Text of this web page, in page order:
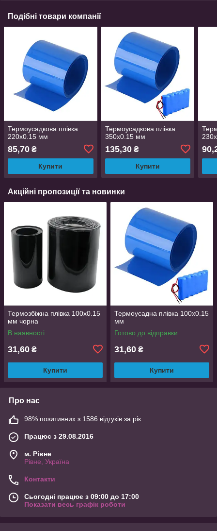
Подібні товари компанії
Термоусадкова плівка
220х0.15 мм
85,70 ₴
Купити
Термоусадкова плівка
350х0.15 мм
135,30₴
Купити
Акційні пропозиції та новинки
Термозбіжна плівка 100х0.15
мм чорна
В наявності
31,60 ₴
Купити
Термоусадна плівка 100x0.15
мм
Готово до відправки
31,60 ₴
Купити
Про нас
98% позитивних з 1586 відгуків за рік
Працює з 29.08.2016
м. Рівне
Рівне, Україна
Контакти
Сьогодні працює з 09:00 до 17:00
Показати весь графік роботи